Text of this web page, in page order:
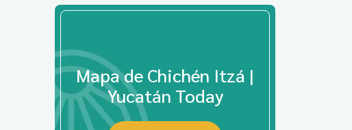
Mapa de Chichén Itzá |
Yucatán Today